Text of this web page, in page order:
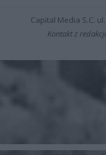
Capital Media S.C.
Kontakt z